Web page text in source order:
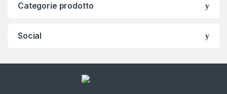
Categorie prodotto
Social